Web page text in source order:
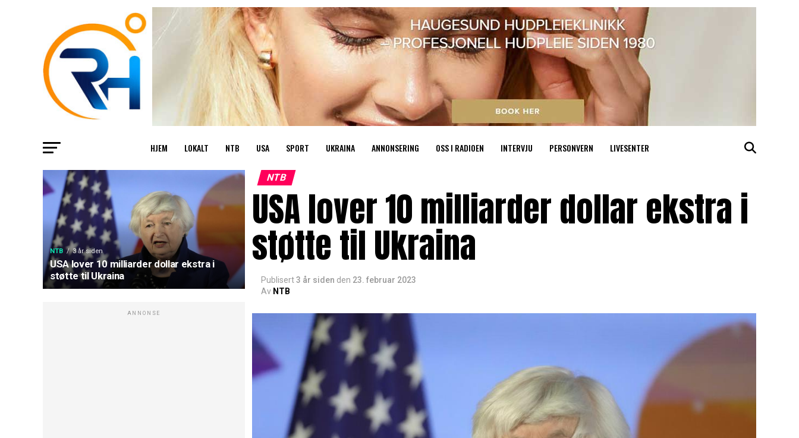
HJEM LOKALT NTB USA SPORT UKRAINA ANNONSERING OSS I RADIOEN INTERVJU PERSONVERN LIVESENTER
NTB 3 år siden
USA lover 10 milliarder dollar ekstra i
støtte til Ukraina
ANNONSE
NTB
USA lover 10 milliarder dollar ekstra i
støtte til Ukraina
Publisert3 år siden den 23. februar 2023
Av NTB